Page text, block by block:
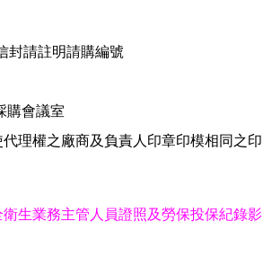
封請註明請購編號
購會議室
理權之廠商及負責人印章印模相同之印
生業務主管人員證照及勞保投保紀錄影